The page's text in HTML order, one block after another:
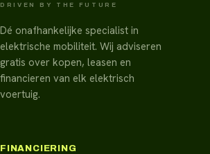
DRIVEN BY THE FUTURE
Dé onafhankelijke specialist in
elektrische mobiliteit. Wij adviseren
gratis over kopen, leasen en
financieren van elk elektrisch
voertuig.
FINANCIERING